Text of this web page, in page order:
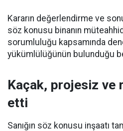
Kararın değerlendirme ve
söz konusu binanın
sorumluluğu kapsamında
yükümlülüğünün bulunduğu
Kaçak, projesiz ve
etti
Sanığın söz konusu inşaatı